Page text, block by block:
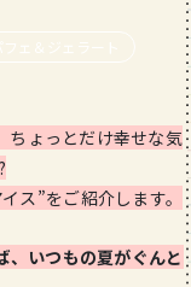
はきつい？階
ん【26選】地
ェ＆ジェラート
ちょっとだけ幸せな気
ス”をご紹介します。
いつもの夏がぐんと